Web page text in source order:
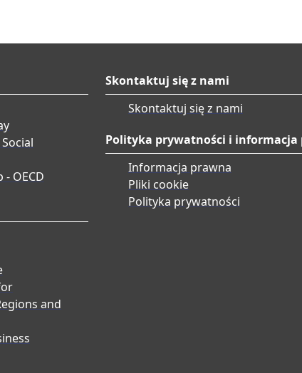
OECD
and
Skontaktuj się z nami
Skontaktuj się z nami
Polityka prywatności i informacja
Informacja prawna
Pliki cookie
Polityka prywatności